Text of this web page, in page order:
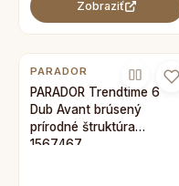
Zobraziť
PARADOR
PARADOR Trendtime 6
Dub Avant brúsený
prírodné štruktúra
1567467